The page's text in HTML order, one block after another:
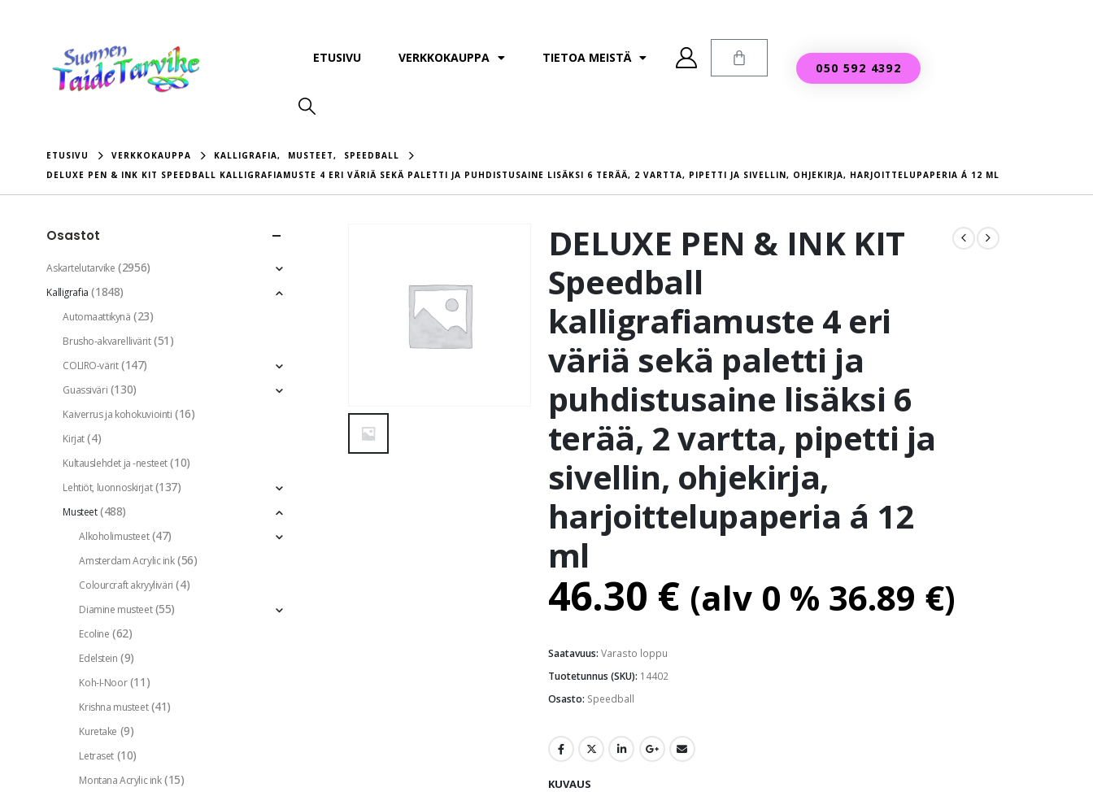
ETUSIVU VERKKOKAUPPA TIETOA MEISTÄ
050 592 4392
ETUSIVU VERKKOKAUPPA KALLIGRAFIA, MUSTEET,
SPEEDBALL
DELUXE PEN & INK KIT SPEEDBALL KALLIGRAFIAMUSTE 4 ERI VÄRIÄ SEKÄ PALETTI JA PUHDISTUSAINE LISÄKSI 6 TERÄÄ, 2 VARTTA, PIPETTI JA SIVELLIN, OHJEKIRJA, HARJOITTELUPAPERIA Á 12 ML
DELUXE PEN & INK KIT
Speedball
kalligrafiamuste 4 eri
väriä sekä paletti ja
puhdistusaine lisäksi 6
terää, 2 vartta, pipetti ja
sivellin, ohjekirja,
harjoittelupaperia á 12
ml
46.30 € (alv 0 % 36.89 €)
Saatavuus: Varasto loppu
Tuotetunnus (SKU): 14402
Osasto: Speedball
KUVAUS
Osastot
Askartelutarvike (2956)
Kalligrafia (1848)
Automaattikynä (23)
Brusho-akvarellivärit (51)
COLIRO-värit (147)
Guassiväri (130)
Kaiverrus ja kohokuviointi (16)
Kirjat (4)
Kultauslehdet ja -nesteet (10)
Lehtiöt, luonnoskirjat (137)
Musteet (488)
Alkoholimusteet (47)
Amsterdam Acrylic ink (56)
Colourcraft akryyliväri (4)
Diamine musteet (55)
Ecoline (62)
Edelstein (9)
Koh-I-Noor (11)
Krishna musteet (41)
Kuretake (9)
Letraset (10)
Montana Acrylic ink (15)